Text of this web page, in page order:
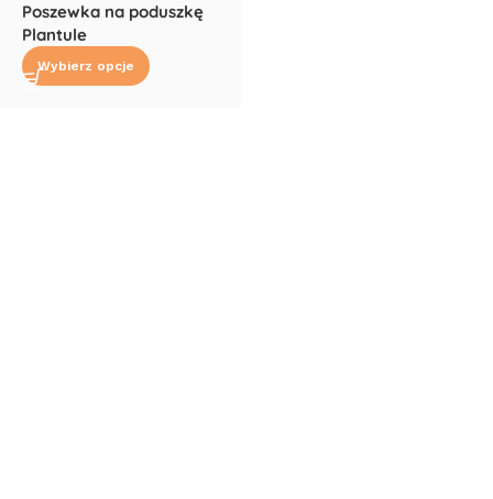
Poszewka na poduszkę
Plantule
Wybierz opcje